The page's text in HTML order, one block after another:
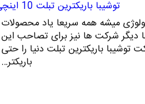
توشیبا باریکترین تبلت 10 اینچی دنیا را ساخت،باریکتر از آیپد
میشه همه سریعا یاد محصولات
دیگر شرکت ها نیز برای تصاحب این
باریکترین تبلت دنیا را حتی
باریکتر…